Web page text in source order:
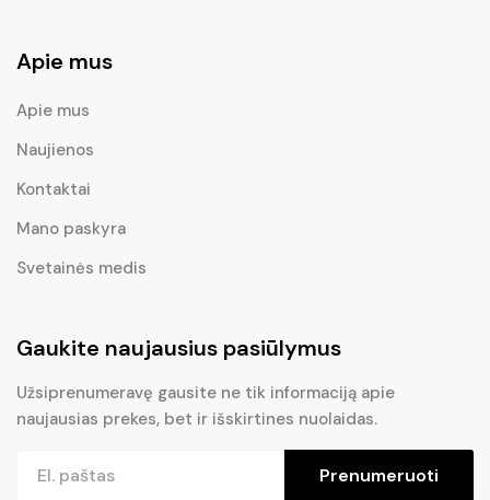
Apie mus
Apie mus
Naujienos
Kontaktai
Mano paskyra
Svetainės medis
Gaukite naujausius pasiūlymus
Užsiprenumeravę gausite ne tik informaciją apie
naujausias prekes, bet ir išskirtines nuolaidas.
Prenumeruoti